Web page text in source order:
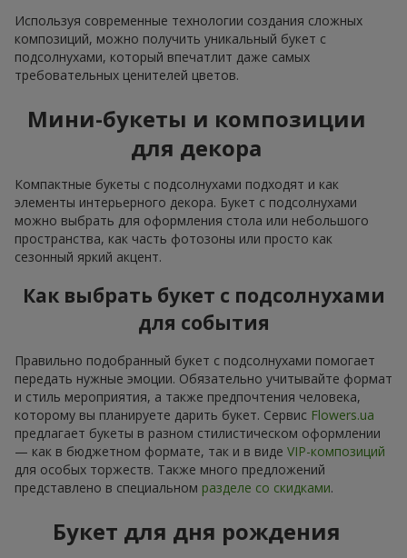
Используя современные технологии создания сложных
композиций, можно получить уникальный букет с
подсолнухами, который впечатлит даже самых
требовательных ценителей цветов.
Мини-букеты и композиции
для декора
Компактные букеты с подсолнухами подходят и как
элементы интерьерного декора. Букет с подсолнухами
можно выбрать для оформления стола или небольшого
пространства, как часть фотозоны или просто как
сезонный яркий акцент.
Как выбрать букет с подсолнухами
для события
Правильно подобранный букет с подсолнухами помогает
передать нужные эмоции. Обязательно учитывайте формат
и стиль мероприятия, а также предпочтения человека,
которому вы планируете дарить букет. Сервис Flowers.ua
предлагает букеты в разном стилистическом оформлении
— как в бюджетном формате, так и в виде VIP-композиций
для особых торжеств. Также много предложений
представлено в специальном разделе со скидками.
Букет для дня рождения